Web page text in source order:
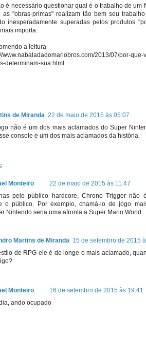
é necessário questionar qual é o trabalho de um
as "obras-primas" realizam tão bem seu
inesperadamente superadas pelos produtos
importa.
a leitura
www.nabaladadomariobros.com/2013/07/por-que-
determinam-sua.html
de Miranda 22 de maio de 2015 às 05:07
não é um dos mais aclamados do Super
console e um dos mais aclamados da história.
Monteiro
22 de maio de 2015 às 11:47
pelo público hardcore, Chrono Trigger não
o público. Por exemplo, chamá-lo de jogo
Nintendo seria uma afronta a Super Mario World
Martins de Miranda 15 de setembro de 2015
de RPG ele é de longe o mais aclamado,
Monteiro
16 de setembro de 2015 às 19:41
ando ocupado